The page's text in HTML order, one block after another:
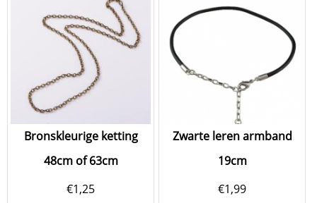
Bronskleurige ketting
48cm of 63cm
€1,25
Zwarte leren armband
19cm
€1,99